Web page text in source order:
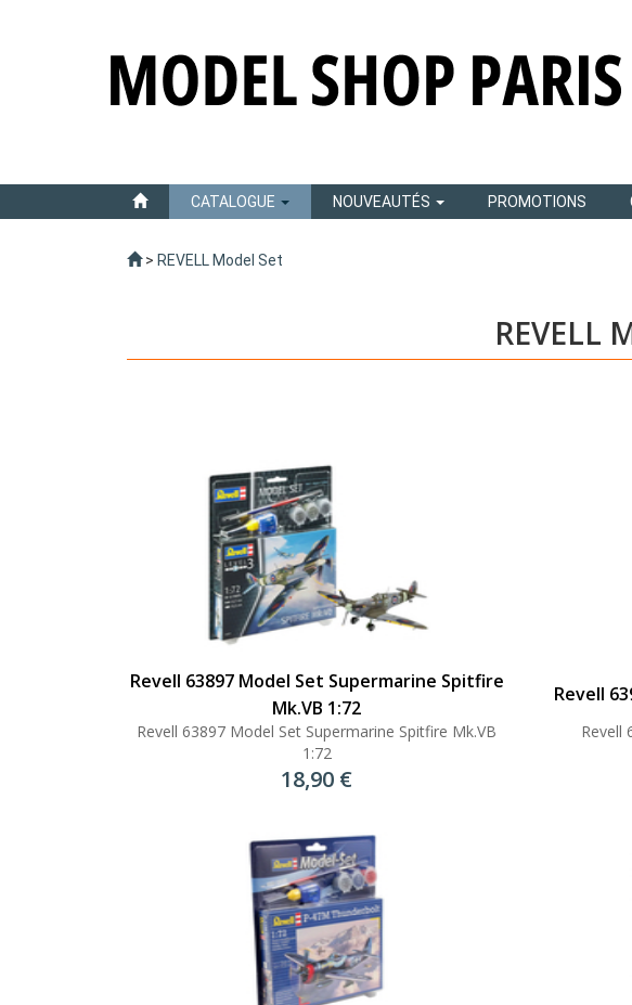
CATALOGUE NOUVEAUTÉS PROMOTIONS
> REVELL Model Set
REVELL
Revell 63897 Model Set Supermarine Spitfire
Mk.VB 1:72
Revell 63897 Model Set Supermarine Spitfire Mk.VB
1:72
18,90 €
Revell
Revell